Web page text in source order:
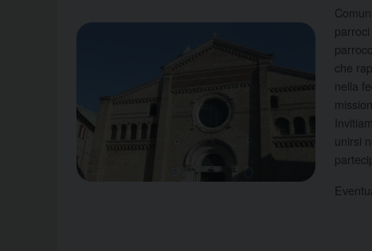
che
nella
unirsi